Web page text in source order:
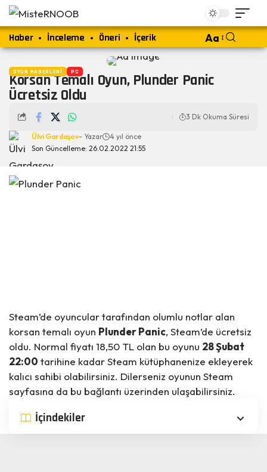
Haber İnceleme Öneri İçerik Aa
OYUN HABERLERI PC
Korsan Temalı Oyun, Plunder Panic
Ücretsiz Oldu
Son Güncelleme: 26.02.2022 21:55
Ülvi Gardaşov- Yazar 4 yıl önce
3 Dk Okuma Süresi
Steam’de oyuncular tarafından olumlu notlar alan
korsan temalı oyun Plunder Panic, Steam’de ücretsiz
oldu. Normal fiyatı 18,50 TL olan bu oyunu 28 Şubat
22:00 tarihine kadar Steam kütüphanenize ekleyerek
kalıcı sahibi olabilirsiniz. Dilerseniz oyunun Steam
sayfasına da bu bağlantı üzerinden ulaşabilirsiniz.
İçindekiler